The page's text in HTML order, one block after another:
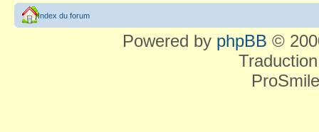
Index du forum
Powered by phpBB ©